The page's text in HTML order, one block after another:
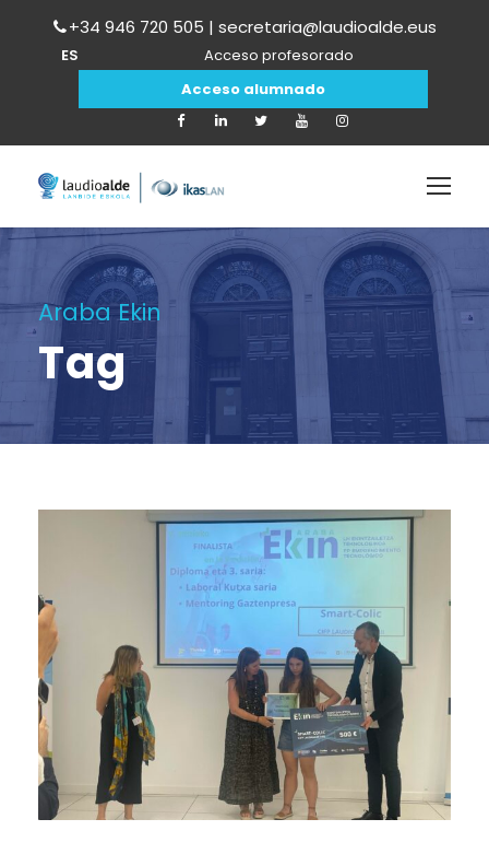
+34 946 720 505 | secretaria@laudioalde.eus
ES
Acceso profesorado
Acceso alumnado
Araba Ekin
Tag